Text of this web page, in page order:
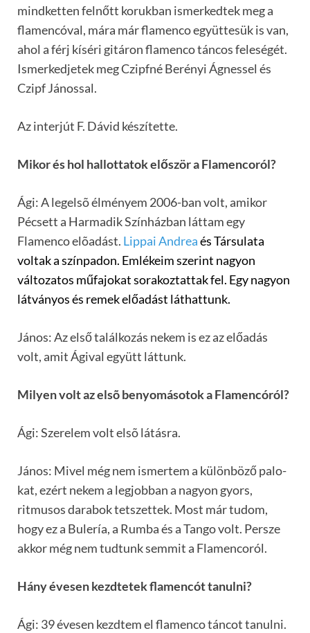
mindketten felnőtt korukban ismerkedtek meg a
flamencóval, mára már flamenco együttesük is van,
ahol a férj kíséri gitáron flamenco táncos feleségét.
Ismerkedjetek meg Czipfné Berényi Ágnessel és
Czipf Jánossal.
Az interjút F. Dávid készítette.
Mikor és hol hallottatok először a Flamencoról?
Ági: A legelsõ élményem 2006-ban volt, amikor
Pécsett a Harmadik Színházban láttam egy
Flamenco elõadást. Lippai Andreaés Társulata
voltak a színpadon. Emlékeim szerint nagyon
változatos műfajokatsorakoztattak fel. Egy nagyon
látványos és remek előadást láthattunk.
János: Az első találkozás nekem is ez az előadás
volt, amit Ágival együtt láttunk.
Milyen volt az elsõ benyomásotok a Flamencóról?
Ági: Szerelem volt elsõ látásra.
János: Mivel még nem ismertem a különböző palo-
kat, ezért nekem a legjobban a nagyon gyors,
ritmusos darabok tetszettek. Most már tudom,
hogy ez a Bulería, a Rumba és a Tango volt. Persze
akkor még nem tudtunk semmit a Flamencoról.
Hány évesen kezdtetek flamencót tanulni?
Ági: 39 évesen kezdtem el flamenco táncot tanulni.